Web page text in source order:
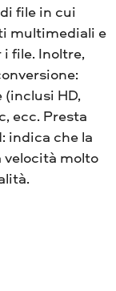
file in cui
multimediali e
file. Inoltre,
HD,
ecc. Presta
indica che la
velocità molto